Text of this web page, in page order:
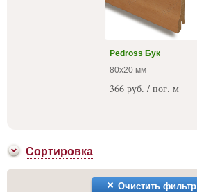
Pedross Бук
80x20 мм
366 руб. / пог. м
Сортировка
Очистить фильтр